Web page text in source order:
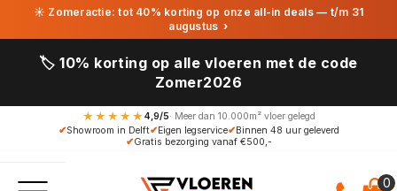
☀ Zomeractie: tot 40% korting op onze all-in deals — t/m 31
augustus ›
🏷️ 10% korting op alle vloeren met de code
Zomer2026
★★★★★ 4,9/5· Meer dan 10.000m² vloer gelegd
✔Showroom in Delft✔Eigen legservice✔Binnen 48 uur geleverd
✔Gratis bezorging vanaf €500,-